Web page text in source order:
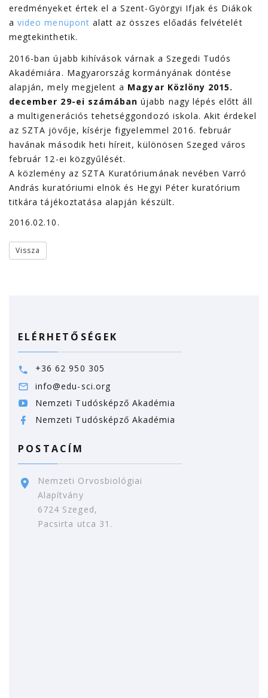
eredményeket értek el a Szent-Györgyi Ifjak és Diákok
avideo menüpont alatt az összes előadás felvételét
megtekinthetik.
2016-ban újabb kihívások várnak a Szegedi Tudós
Akadémiára. Magyarország kormányának döntése
alapján, mely megjelent a Magyar Közlöny 2015.
december 29-ei számában újabb nagy lépés előtt áll
a multigenerációs tehetséggondozó iskola. Akit érdekel
az SZTA jövője, kísérje figyelemmel 2016. február
havának második heti híreit, különösen Szeged város
február 12-ei közgyűlését.
A közlemény az SZTA Kuratóriumának nevében Varró
András kuratóriumi elnök és Hegyi Péter kuratórium
titkára tájékoztatása alapján készült.
2016.02.10.
Vissza
ELÉRHETŐSÉGEK
+36 62 950 305
info@edu-sci.org
Nemzeti Tudósképző Akadémia
Nemzeti Tudósképző Akadémia
POSTACÍM
Nemzeti Orvosbiológiai
Alapítvány
6724 Szeged,
Pacsirta utca 31.